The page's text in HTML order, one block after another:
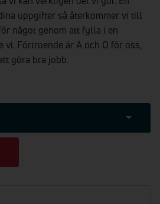
uppgifter så återkommer vi till
något genom att fylla i en
vi. Förtroende är A och O för oss,
göra bra jobb.